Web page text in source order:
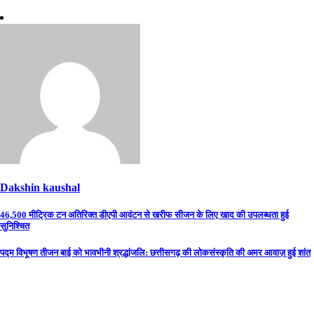
Dakshin kaushal
Post
navigation
46,500 मीट्रिक टन अतिरिक्त डीएपी आवंटन से खरीफ सीजन के लिए खाद की उपलब्धता हुई
सुनिश्चित
पद्म विभूषण तीजन बाई को भावभीनी श्रद्धांजलि: छत्तीसगढ़ की लोकसंस्कृति की अमर आवाज़ हुई शांत